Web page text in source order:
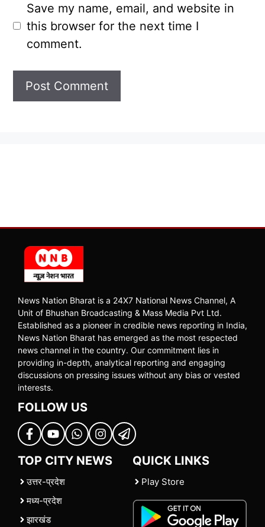
Save my name, email, and website in
this browser for the next time I
comment.
News Nation Bharat is a 24X7 National News Channel, A
Unit of Bhushan Broadcasting & Mass Media Pvt Ltd.
Established as a pioneer in credible news reporting in India,
News Nation Bharat has emerged as the most respected
news channel in the country. Our commitment lies in
providing in-depth, analytical reporting and engaging
discussions on pressing issues without any bias or vested
interests.
FOLLOW US
TOP CITY NEWS
उत्तर-प्रदेश
मध्य-प्रदेश
झारखंड
QUICK LINKS
Play Store